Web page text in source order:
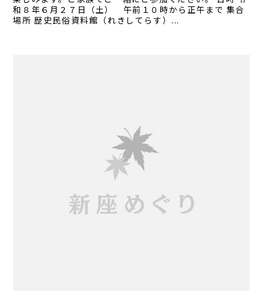
和８年６月２７日（土） 午前１０時から正午まで 集合
場所 歴史民俗資料館（れきしてらす）...